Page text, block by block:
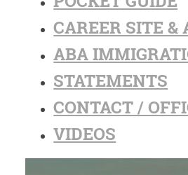
CAREER SITE &
ABA
STATEMENTS
CONTACT /
VIDEOS